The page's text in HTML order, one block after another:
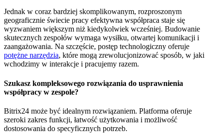
Jednak w coraz bardziej skomplikowanym, rozproszonym
geograficznie świecie pracy efektywna współpraca staje się
wyzwaniem większym niż kiedykolwiek wcześniej. Budowanie
skutecznych zespołów wymaga wysiłku, otwartej komunikacji i
zaangażowania. Na szczęście, postęp technologiczny oferuje
potężne narzędzia, które mogą zrewolucjonizować sposób, w jaki
wchodzimy w interakcje i pracujemy razem.
Szukasz kompleksowego rozwiązania do usprawnienia
współpracy w zespole?
Bitrix24 może być idealnym rozwiązaniem. Platforma oferuje
szeroki zakres funkcji, łatwość użytkowania i możliwość
dostosowania do specyficznych potrzeb.